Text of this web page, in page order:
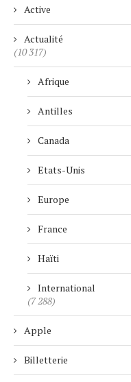
Active
Actualité
(10 317)
Afrique
Antilles
Canada
Etats-Unis
Europe
France
Haïti
International
(7 288)
Apple
Billetterie